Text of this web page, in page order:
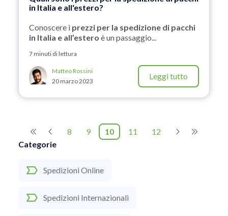
Categorie
Spedizioni Online
Spedizioni Internazionali
in Italia e all'estero?
Conoscere i prezzi per la spedizione di pacchi
in Italia e all’estero è un passaggio...
7 minuti di lettura
Matteo Rossini
20 marzo 2023
Leggi tutto
8 9 10 11 12